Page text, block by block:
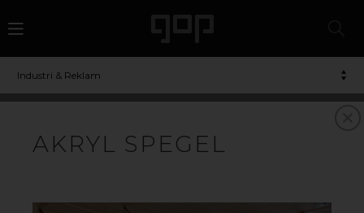
Industri & Reklam
AKRYL SPEGEL
AKRYL/PLEXIGLAS